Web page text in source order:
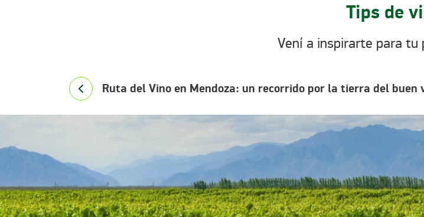
Tips de
Vení a inspirarte para tu
Ruta del Vino en Mendoza: un recorrido por la tierra del buen